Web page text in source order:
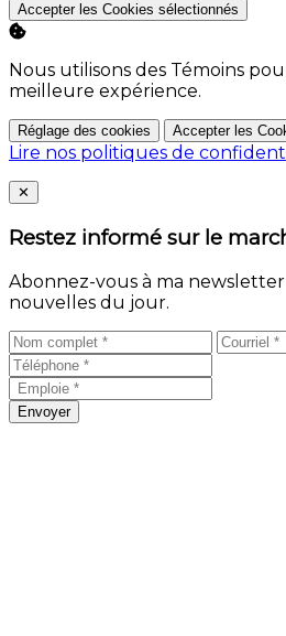
Accepter les Cookies sélectionnés
Nous utilisons des Témoins
meilleure expérience.
Réglage des cookies Accepter les
Lire nos politiques de
Close
✕
Restez informé sur le
Abonnez-vous à ma
nouvelles du jour.
Envoyer